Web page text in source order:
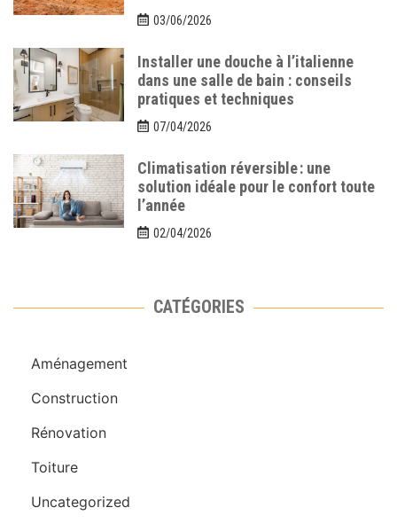
03/06/2026
Installer une douche à l’italienne
dans une salle de bain : conseils
pratiques et techniques
07/04/2026
Climatisation réversible : une
solution idéale pour le confort toute
l’année
02/04/2026
CATÉGORIES
Aménagement
Construction
Rénovation
Toiture
Uncategorized